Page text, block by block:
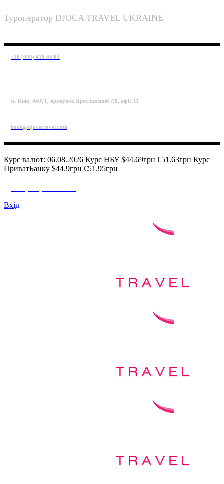
Туроператор DJOCA TRAVEL UKRAINE
+38 (098) 418 66 83
м. Київ, 04071, провулок Ярославский 7/9, офіс 11
book@djocatravel.com
Курс валют: 06.08.2026 Курс НБУ $44.69грн €51.63грн Курс
ПриватБанку $44.9грн €51.95грн
Вхід